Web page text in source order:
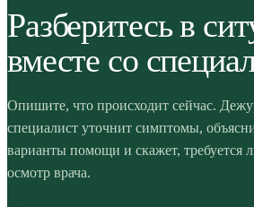
Разберитесь в
вместе со
Опишите, что происходит сейчас.
специалист уточнит симптомы,
варианты помощи и скажет, требуется
осмотр врача.